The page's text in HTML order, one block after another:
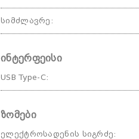
სიმძლავრე :
ინტერფეისი
USB Type-C:
ზომები
ელექტროსადენის სიგრძე: